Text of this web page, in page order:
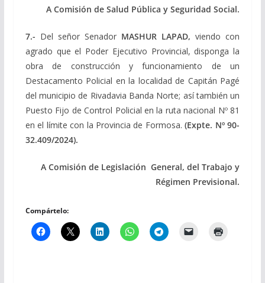
A Comisión de Salud Pública y Seguridad Social.
7.- Del señor Senador MASHUR LAPAD, viendo con
agrado que el Poder Ejecutivo Provincial, disponga la
obra de construcción y funcionamiento de un
Destacamento Policial en la localidad de Capitán Pagé
del municipio de Rivadavia Banda Norte; así también un
Puesto Fijo de Control Policial en la ruta nacional Nº 81
en el límite con la Provincia de Formosa.(Expte. Nº 90-
32.409/2024).
A Comisión de Legislación General, del Trabajo y
Régimen Previsional.
Compártelo: